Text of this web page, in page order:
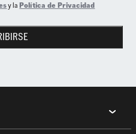
y laPolítica de Privacidad